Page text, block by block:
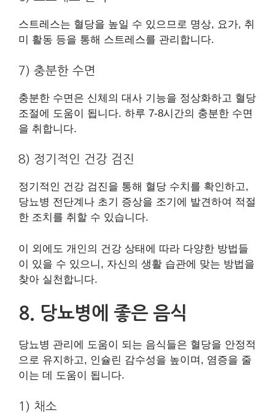
스트레스는 혈당을 높일 수 있으므로 명상, 요가, 취
미 활동 등을 통해 스트레스를 관리합니다.
7) 충분한 수면
충분한 수면은 신체의 대사 기능을 정상화하고 혈당
조절에 도움이 됩니다. 하루 7-8시간의 충분한 수면
을 취합니다.
8) 정기적인 건강 검진
정기적인 건강 검진을 통해 혈당 수치를 확인하고,
당뇨병 전단계나 초기 증상을 조기에 발견하여 적절
한 조치를 취할 수 있습니다.
이 외에도 개인의 건강 상태에 따라 다양한 방법들
이 있을 수 있으니, 자신의 생활 습관에 맞는 방법을
찾아 실천합니다.
8. 당뇨병에 좋은 음식
당뇨병 관리에 도움이 되는 음식들은 혈당을 안정적
으로 유지하고, 인슐린 감수성을 높이며, 염증을 줄
이는 데 도움이 됩니다.
1) 채소